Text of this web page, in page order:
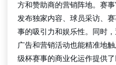
方和赞助商的营销阵地。赛
发布独家内容、球员采访、
事的吸引力和娱乐性。同时
广告和营销活动也能精准地
级杯赛事的商业化运作提供了